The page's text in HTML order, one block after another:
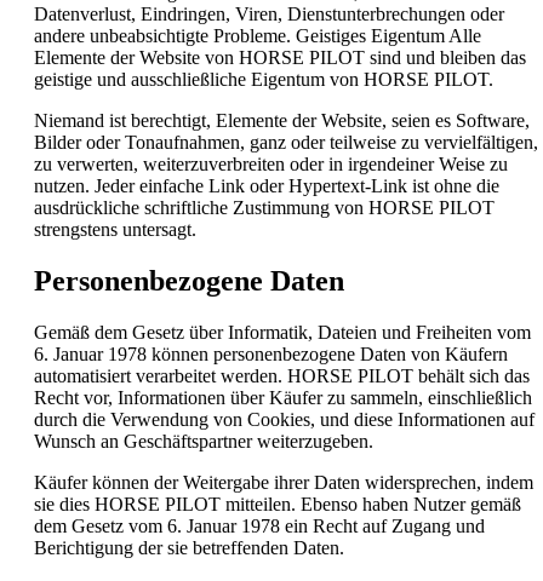
Datenverlust, Eindringen, Viren, Dienstunterbrechungen oder
andere unbeabsichtigte Probleme. Geistiges Eigentum Alle
Elemente der Website von HORSE PILOT sind und bleiben das
geistige und ausschließliche Eigentum von HORSE PILOT.
Niemand ist berechtigt, Elemente der Website, seien es Software,
Bilder oder Tonaufnahmen, ganz oder teilweise zu vervielfältigen,
zu verwerten, weiterzuverbreiten oder in irgendeiner Weise zu
nutzen. Jeder einfache Link oder Hypertext-Link ist ohne die
ausdrückliche schriftliche Zustimmung von HORSE PILOT
strengstens untersagt.
Personenbezogene Daten
Gemäß dem Gesetz über Informatik, Dateien und Freiheiten vom
6. Januar 1978 können personenbezogene Daten von Käufern
automatisiert verarbeitet werden. HORSE PILOT behält sich das
Recht vor, Informationen über Käufer zu sammeln, einschließlich
durch die Verwendung von Cookies, und diese Informationen auf
Wunsch an Geschäftspartner weiterzugeben.
Käufer können der Weitergabe ihrer Daten widersprechen, indem
sie dies HORSE PILOT mitteilen. Ebenso haben Nutzer gemäß
dem Gesetz vom 6. Januar 1978 ein Recht auf Zugang und
Berichtigung der sie betreffenden Daten.